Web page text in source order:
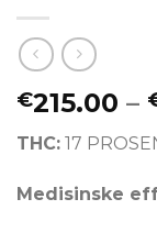
€215.00 –
THC: 17
Medisinske